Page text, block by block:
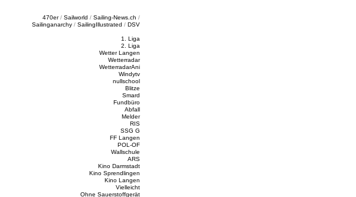
470er/ Sailworld / Sailing-News.ch /
Sailinganarchy / SailingIllustrated / DSV
1. Liga
2. Liga
Wetter Langen
Wetterradar
WetterradarAni
Windytv
nullschool
Blitze
Smard
Fundbüro
Abfall
Melder
RIS
SSG G
FF Langen
POL-OF
Wallschule
ARS
Kino Darmstadt
Kino Sprendlingen
Kino Langen
Vielleicht
Ohne Sauerstoffgerät